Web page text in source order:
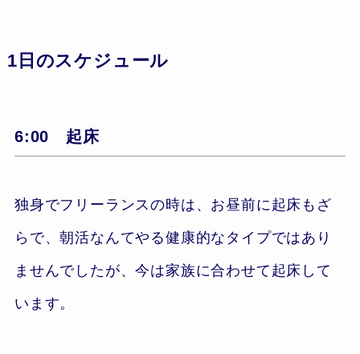
1日のスケジュール
6:00 起床
独身でフリーランスの時は、お昼前に起床もざ
らで、朝活なんてやる健康的なタイプではあり
ませんでしたが、今は家族に合わせて起床して
います。